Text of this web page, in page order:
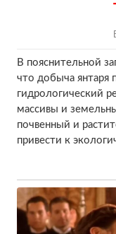
В пояснительной
что добыча янтаря
гидрологический
массивы и
почвенный и
привести к